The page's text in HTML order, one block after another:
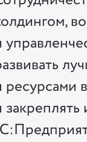
ресурсами